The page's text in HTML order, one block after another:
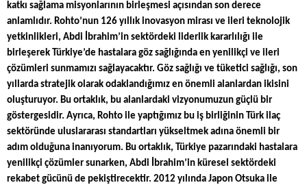
katkı sağlama misyonlarının birleşmesi açısından son derece
anlamlıdır. Rohto’nun 126 yıllık inovasyon mirası ve ileri teknolojik
yetkinlikleri, Abdi İbrahim’in sektördeki liderlik kararlılığı ile
birleşerek Türkiye’de hastalara göz sağlığında en yenilikçi ve ileri
çözümleri sunmamızı sağlayacaktır. Göz sağlığı ve tüketici sağlığı, son
yıllarda stratejik olarak odaklandığımız en önemli alanlardan ikisini
oluşturuyor. Bu ortaklık, bu alanlardaki vizyonumuzun güçlü bir
göstergesidir. Ayrıca, Rohto ile yaptığımız bu iş birliğinin Türk ilaç
sektöründe uluslararası standartları yükseltmek adına önemli bir
adım olduğuna inanıyorum. Bu ortaklık, Türkiye pazarındaki hastalara
yenilikçi çözümler sunarken, Abdi İbrahim’in küresel sektördeki
rekabet gücünü de pekiştirecektir. 2012 yılında Japon Otsuka ile